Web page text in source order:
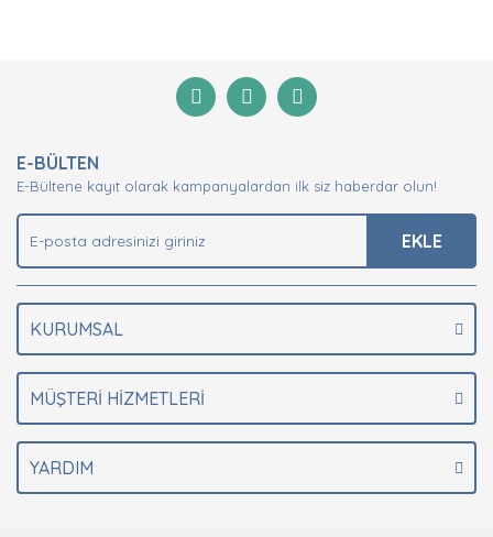
Yorum Yaz
Görüş ve önerileriniz için teşekkür ederiz.
Ürün açıklamasında eksik bilgiler bulunuyor.
Ürün bilgilerinde hatalar bulunuyor.
E-BÜLTEN
E-Bültene kayıt olarak kampanyalardan ilk siz haberdar olun!
EKLE
KURUMSAL
MÜŞTERİ HİZMETLERİ
YARDIM